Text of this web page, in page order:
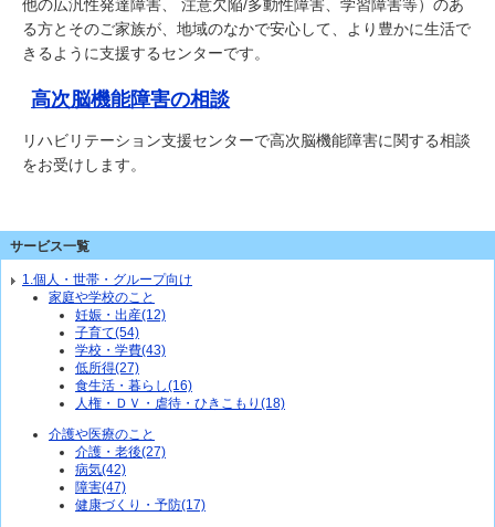
他の広汎性発達障害、 注意欠陥/多動性障害、学習障害等）のあ
る方とそのご家族が、地域のなかで安心して、より豊かに生活で
きるように支援するセンターです。
高次脳機能障害の相談
リハビリテーション支援センターで高次脳機能障害に関する相談
をお受けします。
サービス一覧
1.個人・世帯・グループ向け
家庭や学校のこと
妊娠・出産(12)
子育て(54)
学校・学費(43)
低所得(27)
食生活・暮らし(16)
人権・ＤＶ・虐待・ひきこもり(18)
介護や医療のこと
介護・老後(27)
病気(42)
障害(47)
健康づくり・予防(17)